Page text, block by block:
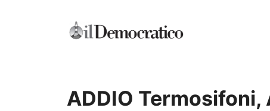
ADDIO